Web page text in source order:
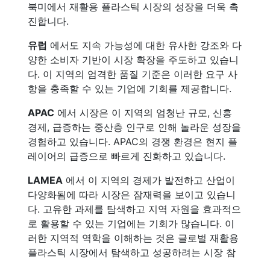
북미에서 재활용 플라스틱 시장의 성장을 더욱 촉
진합니다.
유럽 에서도 지속 가능성에 대한 유사한 강조와 다
양한 소비자 기반이 시장 확장을 주도하고 있습니
다. 이 지역의 엄격한 품질 기준은 이러한 요구 사
항을 충족할 수 있는 기업에 기회를 제공합니다.
APAC 에서 시장은 이 지역의 엄청난 규모, 신흥
경제, 급증하는 중산층 인구로 인해 놀라운 성장을
경험하고 있습니다. APAC의 경쟁 환경은 현지 플
레이어의 급증으로 빠르게 진화하고 있습니다.
LAMEA 에서 이 지역의 경제가 발전하고 산업이
다양화됨에 따라 시장은 잠재력을 보이고 있습니
다. 고유한 과제를 탐색하고 지역 자원을 효과적으
로 활용할 수 있는 기업에는 기회가 많습니다. 이
러한 지역적 역학을 이해하는 것은 글로벌 재활용
플라스틱 시장에서 탐색하고 성공하려는 시장 참